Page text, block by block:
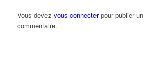
Vous devez vous connecterpour publier un
commentaire.